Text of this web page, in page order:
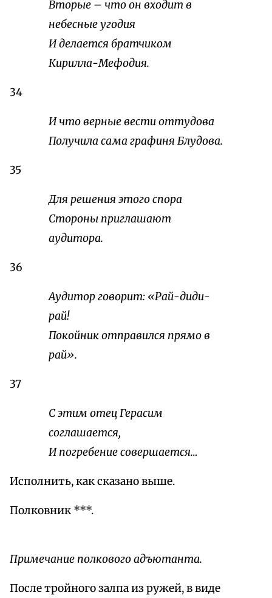
Вторые – что он входит в
небесные угодия
И делается братчиком
Кирилла-Мефодия.
34
И что верные вести оттудова
Получила сама графиня Блудова.
35
Для решения этого спора
Стороны приглашают
аудитора.
36
Аудитор говорит: «Рай-диди-
рай!
Покойник отправился прямо в
рай».
37
С этим отец Герасим
соглашается,
И погребение совершается…
Исполнить, как сказано выше.
Полковник ***.
Примечание полкового адъютанта.
После тройного залпа из ружей, в виде